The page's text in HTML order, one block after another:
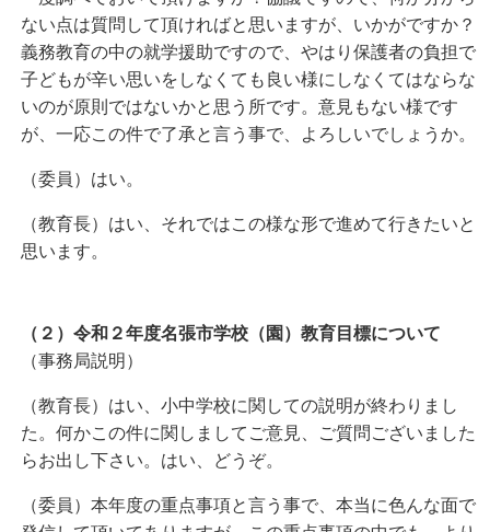
ない点は質問して頂ければと思いますが、いかがですか？
義務教育の中の就学援助ですので、やはり保護者の負担で
子どもが辛い思いをしなくても良い様にしなくてはならな
いのが原則ではないかと思う所です。意見もない様です
が、一応この件で了承と言う事で、よろしいでしょうか。
（委員）はい。
（教育長）はい、それではこの様な形で進めて行きたいと
思います。
（２）令和２年度名張市学校（園）教育目標について
（事務局説明）
（教育長）はい、小中学校に関しての説明が終わりまし
た。何かこの件に関しましてご意見、ご質問ございました
らお出し下さい。はい、どうぞ。
（委員）本年度の重点事項と言う事で、本当に色んな面で